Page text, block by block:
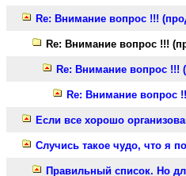
Re: Внимание вопрос !!!
Re: Внимание вопрос !!!
Re: Внимание вопрос !!!
Re: Внимание вопрос
Если все хорошо
Случись такое чудо, что я
Правильный список. Но